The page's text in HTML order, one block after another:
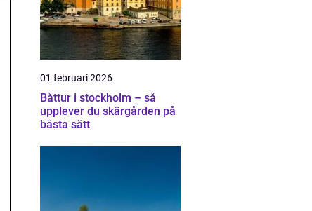
01 februari 2026
Båttur i stockholm – så
upplever du skärgården på
bästa sätt